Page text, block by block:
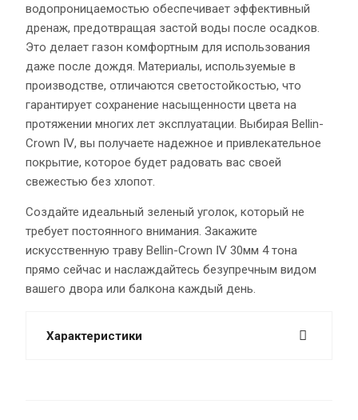
водопроницаемостью обеспечивает эффективный
дренаж, предотвращая застой воды после осадков.
Это делает газон комфортным для использования
даже после дождя. Материалы, используемые в
производстве, отличаются светостойкостью, что
гарантирует сохранение насыщенности цвета на
протяжении многих лет эксплуатации. Выбирая Bellin-
Crown Ⅳ, вы получаете надежное и привлекательное
покрытие, которое будет радовать вас своей
свежестью без хлопот.
Создайте идеальный зеленый уголок, который не
требует постоянного внимания. Закажите
искусственную траву Bellin-Crown Ⅳ 30мм 4 тона
прямо сейчас и наслаждайтесь безупречным видом
вашего двора или балкона каждый день.
Характеристики